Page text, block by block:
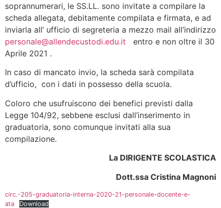
soprannumerari, le SS.LL. sono invitate a compilare la
scheda allegata, debitamente compilata e firmata, e ad
inviarla all’ ufficio di segreteria a mezzo mail all’indirizzo
personale@allendecustodi.edu.it entro e non oltre il 30
Aprile 2021 .
In caso di mancato invio, la scheda sarà compilata
d’ufficio, con i dati in possesso della scuola.
Coloro che usufruiscono dei benefici previsti dalla
Legge 104/92, sebbene esclusi dall’inserimento in
graduatoria, sono comunque invitati alla sua
compilazione.
La DIRIGENTE SCOLASTICA
Dott.ssa Cristina Magnoni
circ.-205-graduatoria-interna-2020-21-personale-docente-e-
ata
Download